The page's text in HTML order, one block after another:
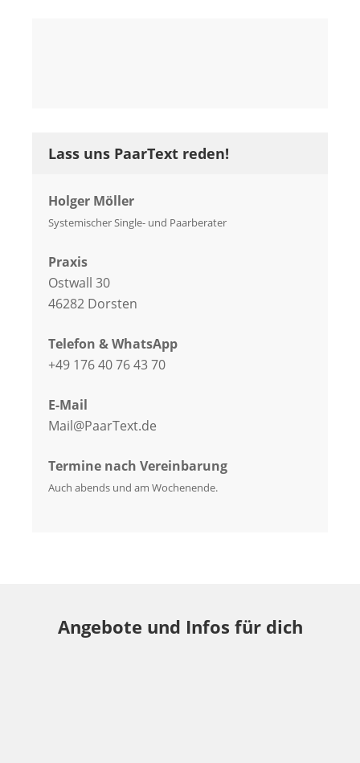
Lass uns PaarText reden!
Holger Möller
Systemischer Single- und Paarberater
Praxis
Ostwall 30
46282 Dorsten
Telefon & WhatsApp
+49 176 40 76 43 70
E-Mail
Mail@PaarText.de
Termine nach Vereinbarung
Auch abends und am Wochenende.
Angebote und Infos für dich